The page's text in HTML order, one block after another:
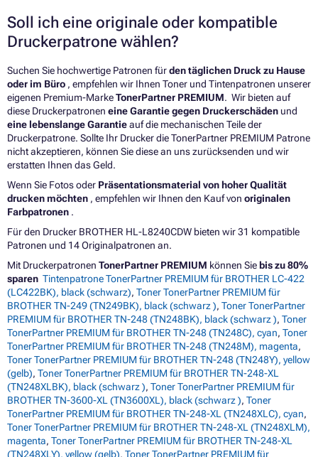
Soll ich eine originale oder kompatible
Druckerpatrone wählen?
Suchen Sie hochwertige Patronen fürden täglichen Druck zu Hause
oder im Büro , empfehlen wir Ihnen Toner und Tintenpatronen unserer
eigenen Premium-MarkeTonerPartner PREMIUM. Wir bieten auf
diese Druckerpatronen eine Garantie gegen Druckerschäden und
eine lebenslange Garantieauf die mechanischen Teile der
Druckerpatrone. Sollte Ihr Drucker die TonerPartner PREMIUM Patrone
nicht akzeptieren, können Sie diese an uns zurücksenden und wir
erstatten Ihnen das Geld.
Wenn Sie Fotos oder Präsentationsmaterial von hoher Qualität
drucken möchten , empfehlen wir Ihnen den Kauf von originalen
Farbpatronen .
Für den Drucker BROTHER HL-L8240CDW bieten wir 31 kompatible
Patronen und 14 Originalpatronen an.
Mit Druckerpatronen TonerPartner PREMIUM können Sie bis zu 80%
sparen Tintenpatrone TonerPartner PREMIUM für BROTHER LC-422
(LC422BK), black (schwarz), Toner TonerPartner PREMIUM für
BROTHER TN-249 (TN249BK), black (schwarz ), Toner TonerPartner
PREMIUM für BROTHER TN-248 (TN248BK), black (schwarz ), Toner
TonerPartner PREMIUM für BROTHER TN-248 (TN248C), cyan, Toner
TonerPartner PREMIUM für BROTHER TN-248 (TN248M), magenta,
Toner TonerPartner PREMIUM für BROTHER TN-248 (TN248Y), yellow
(gelb), Toner TonerPartner PREMIUM für BROTHER TN-248-XL
(TN248XLBK), black (schwarz ), Toner TonerPartner PREMIUM für
BROTHER TN-3600-XL (TN3600XL), black (schwarz ), Toner
TonerPartner PREMIUM für BROTHER TN-248-XL (TN248XLC), cyan,
Toner TonerPartner PREMIUM für BROTHER TN-248-XL (TN248XLM),
magenta, Toner TonerPartner PREMIUM für BROTHER TN-248-XL
(TN248XLY), yellow (gelb), Toner TonerPartner PREMIUM für